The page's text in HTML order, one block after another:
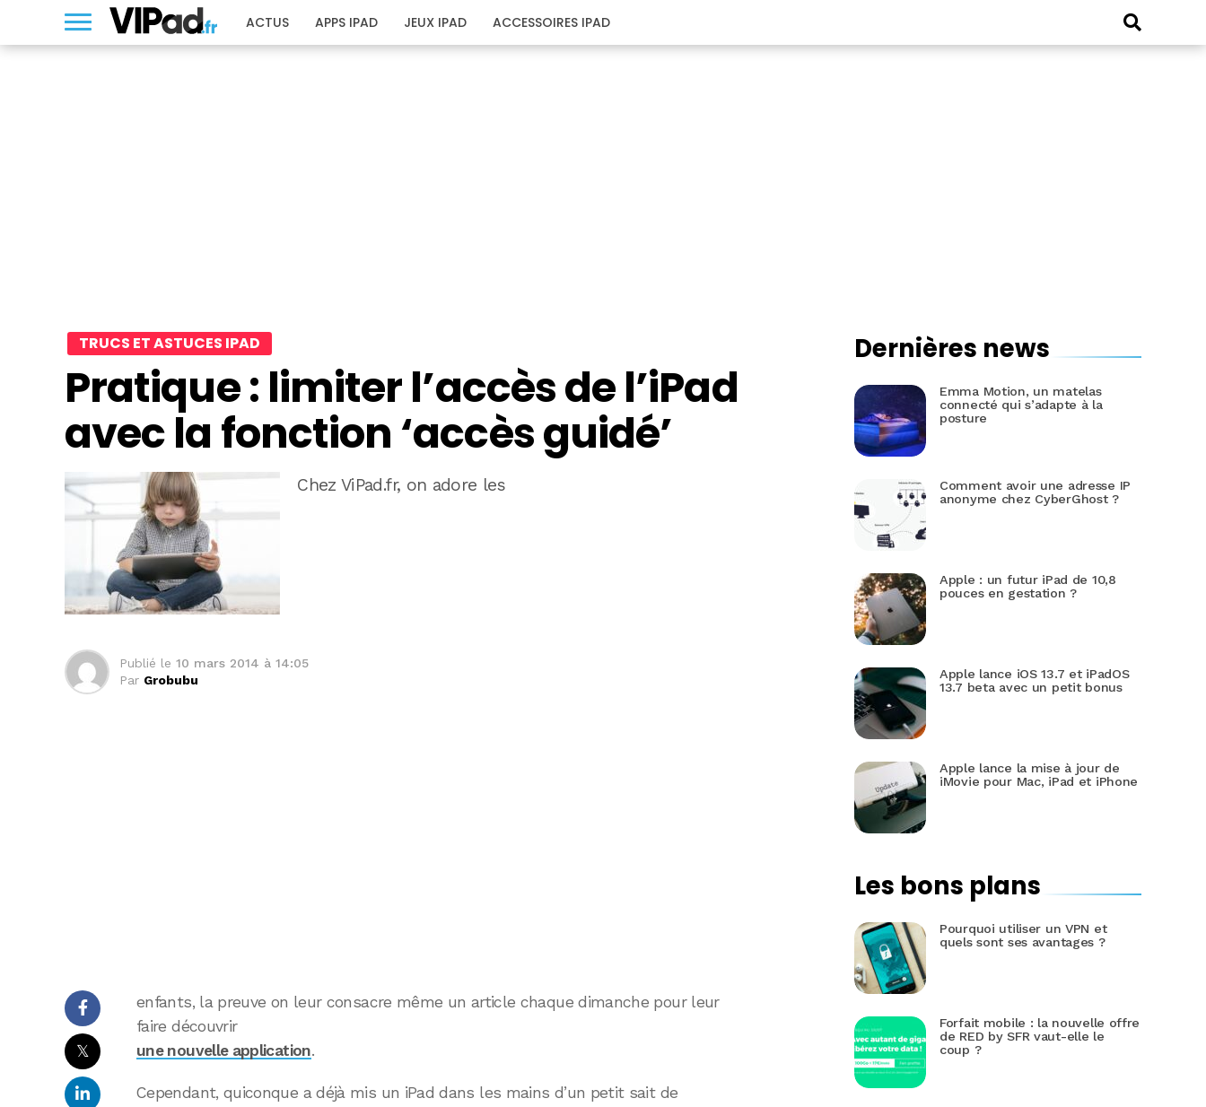
ACTUS APPS IPAD JEUX IPAD ACCESSOIRES IPAD
TRUCS ET ASTUCES IPAD
Pratique : limiter l’accès de l’iPad
avec la fonction ‘accès guidé’
Chez ViPad.fr, on adore les
Publié le 10 mars 2014 à 14:05
Par Grobubu
𝕏
enfants, la preuve on leur consacre même un article chaque dimanche pour leur
faire découvrir
une nouvelle application.
Cependant, quiconque a déjà mis un iPad dans les mains d’un petit sait de
Dernières news
Emma Motion, un matelas
connecté qui s’adapte à la
posture
Comment avoir une adresse IP
anonyme chez CyberGhost ?
Apple : un futur iPad de 10,8
pouces en gestation ?
Apple lance iOS 13.7 et iPadOS
13.7 beta avec un petit bonus
Apple lance la mise à jour de
iMovie pour Mac, iPad et iPhone
Les bons plans
Pourquoi utiliser un VPN et
quels sont ses avantages ?
Forfait mobile : la nouvelle offre
de RED by SFR vaut-elle le
coup ?